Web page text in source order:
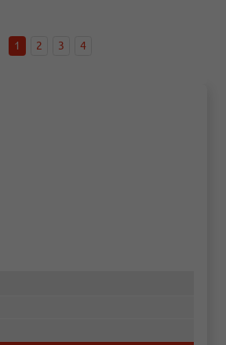
1 2 3 4